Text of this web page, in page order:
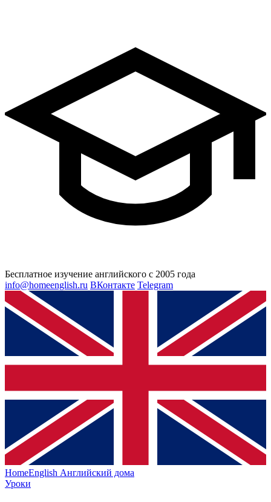
Бесплатное изучение английского с 2005 года
info@homeenglish.ru ВКонтакте Telegram
HomeEnglish Английский дома
Уроки